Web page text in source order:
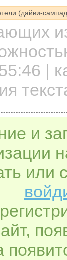
(дайви-
|
и
или